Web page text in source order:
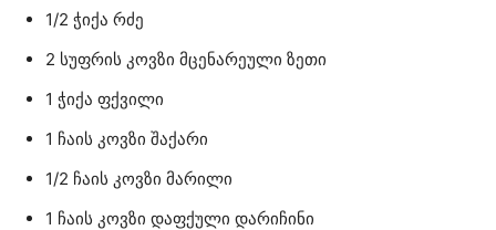
1/2 ჭიქა რძე
2 სუფრის კოვზი მცენარეული ზეთი
1 ჭიქა ფქვილი
1 ჩაის კოვზი შაქარი
1/2 ჩაის კოვზი მარილი
1 ჩაის კოვზი დაფქული დარიჩინი